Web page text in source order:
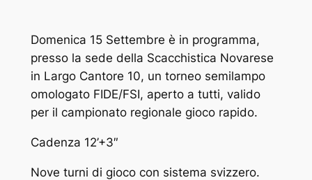
Domenica 15 Settembre è in programma,
presso la sede della Scacchistica Novarese
in Largo Cantore 10, un torneo semilampo
omologato FIDE/FSI, aperto a tutti, valido
per il campionato regionale gioco rapido.
Cadenza 12’+3″
Nove turni di gioco con sistema svizzero.